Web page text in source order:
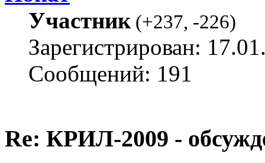
Участник(+237, -226)
Зарегистрирован:
Сообщений: 191
Re: КРИЛ-2009 -